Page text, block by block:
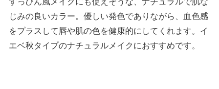
じみの良いカラー。優しい発色でありながら、血色感
をプラスして唇や肌の色を健康的にしてくれます。イ
エベ秋タイプのナチュラルメイクにおすすめです。